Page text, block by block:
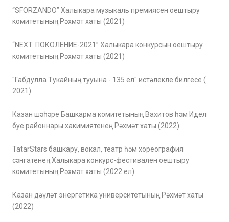
“SFORZANDO” Халыкара музыкаль премиясен оештыру
комитетының Рәхмәт хаты (2021)
“NEXT. ПОКОЛЕНИЕ-2021” Халыкара конкурсын оештыру
комитетының Рәхмәт хаты (2021)
"Габдулла Тукайның тууына - 135 ел" истәлекле билгесе (
2021)
Казан шәһәре Башкарма комитетының Вахитов һәм Идел
буе районнары хакимиятенең Рәхмәт хаты (2022)
TatarStars башкару, вокал, театр һәм хореография
сәнгатенең Халыкара конкурс-фестивален оештыру
комитетының Рәхмәт хаты (2022 ел)
Казан дәүләт энергетика университетының Рәхмәт хаты
(2022)